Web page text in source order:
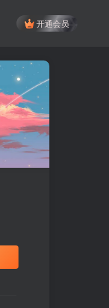
开通会员